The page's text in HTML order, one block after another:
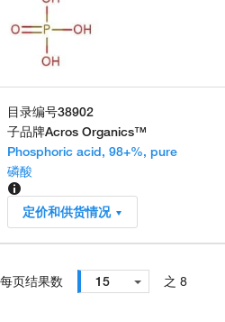
目录编号38902
子品牌Acros Organics™
Phosphoric acid, 98+%, pure
磷酸
定价和供货情况
每页结果数 15 之 8